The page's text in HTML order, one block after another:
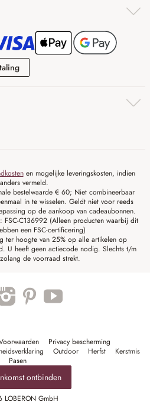
Vooruitbetaling
en mogelijke leveringskosten, indien
vermeld.
bestelwaarde € 60; Niet combineerbaar
in te wisselen. Geldt niet voor reeds
op de aankoop van cadeaubonnen.
FSC-C136992 (Alleen producten waarbij dit
een FSC-certificering)
ter hoogte van 25% op alle artikelen op
U heeft geen actiecode nodig. Slechts t/m
de voorraad strekt.
Privacy bescherming
Outdoor Herfst
Kerstmis
Pasen
ontbinden
GmbH